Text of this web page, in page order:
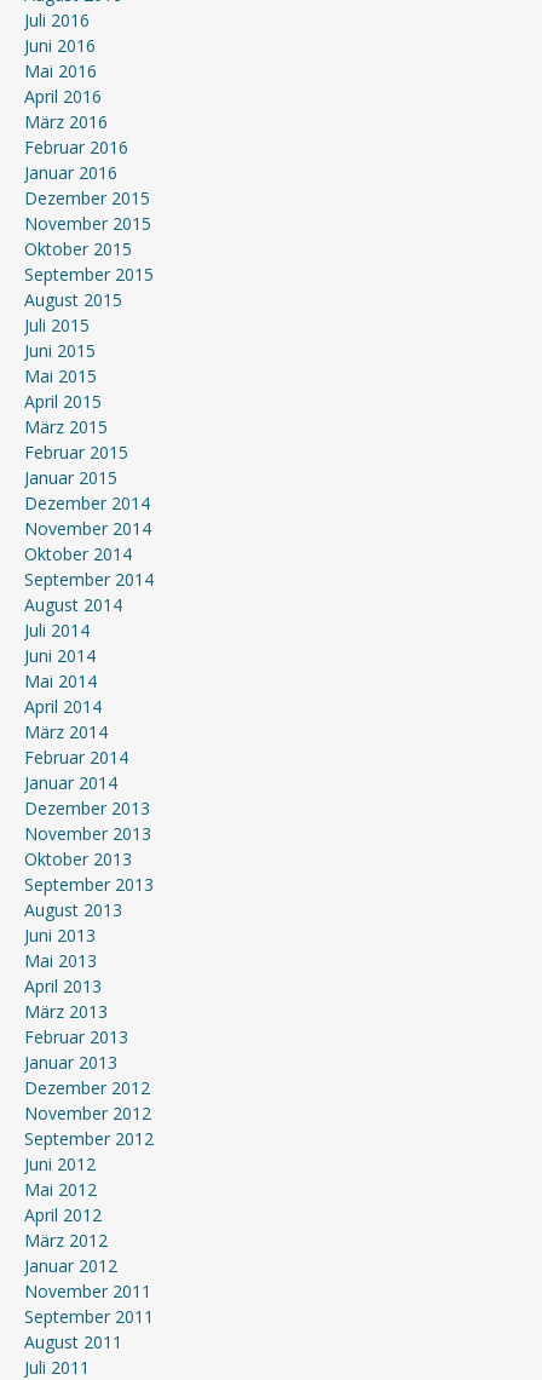
Juli 2016
Juni 2016
Mai 2016
April 2016
März 2016
Februar 2016
Januar 2016
Dezember 2015
November 2015
Oktober 2015
September 2015
August 2015
Juli 2015
Juni 2015
Mai 2015
April 2015
März 2015
Februar 2015
Januar 2015
Dezember 2014
November 2014
Oktober 2014
September 2014
August 2014
Juli 2014
Juni 2014
Mai 2014
April 2014
März 2014
Februar 2014
Januar 2014
Dezember 2013
November 2013
Oktober 2013
September 2013
August 2013
Juni 2013
Mai 2013
April 2013
März 2013
Februar 2013
Januar 2013
Dezember 2012
November 2012
September 2012
Juni 2012
Mai 2012
April 2012
März 2012
Januar 2012
November 2011
September 2011
August 2011
Juli 2011